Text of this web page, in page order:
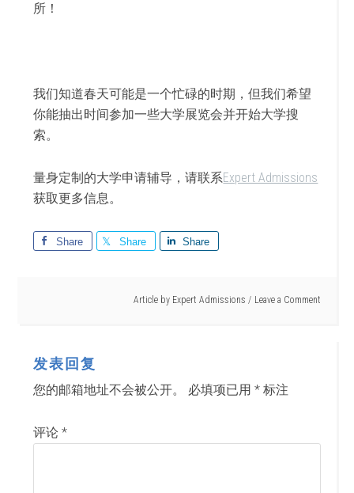
所！
我们知道春天可能是一个忙碌的时期，但我们希望
你能抽出时间参加一些大​​学展览会并开始大学搜
索。
量身定制的大学申请辅导，请联系Expert Admissions
获取更多信息。
Share Share Share
Article by Expert Admissions Leave a Comment
发表回复
您的邮箱地址不会被公开。 必填项已用* 标注
评论*